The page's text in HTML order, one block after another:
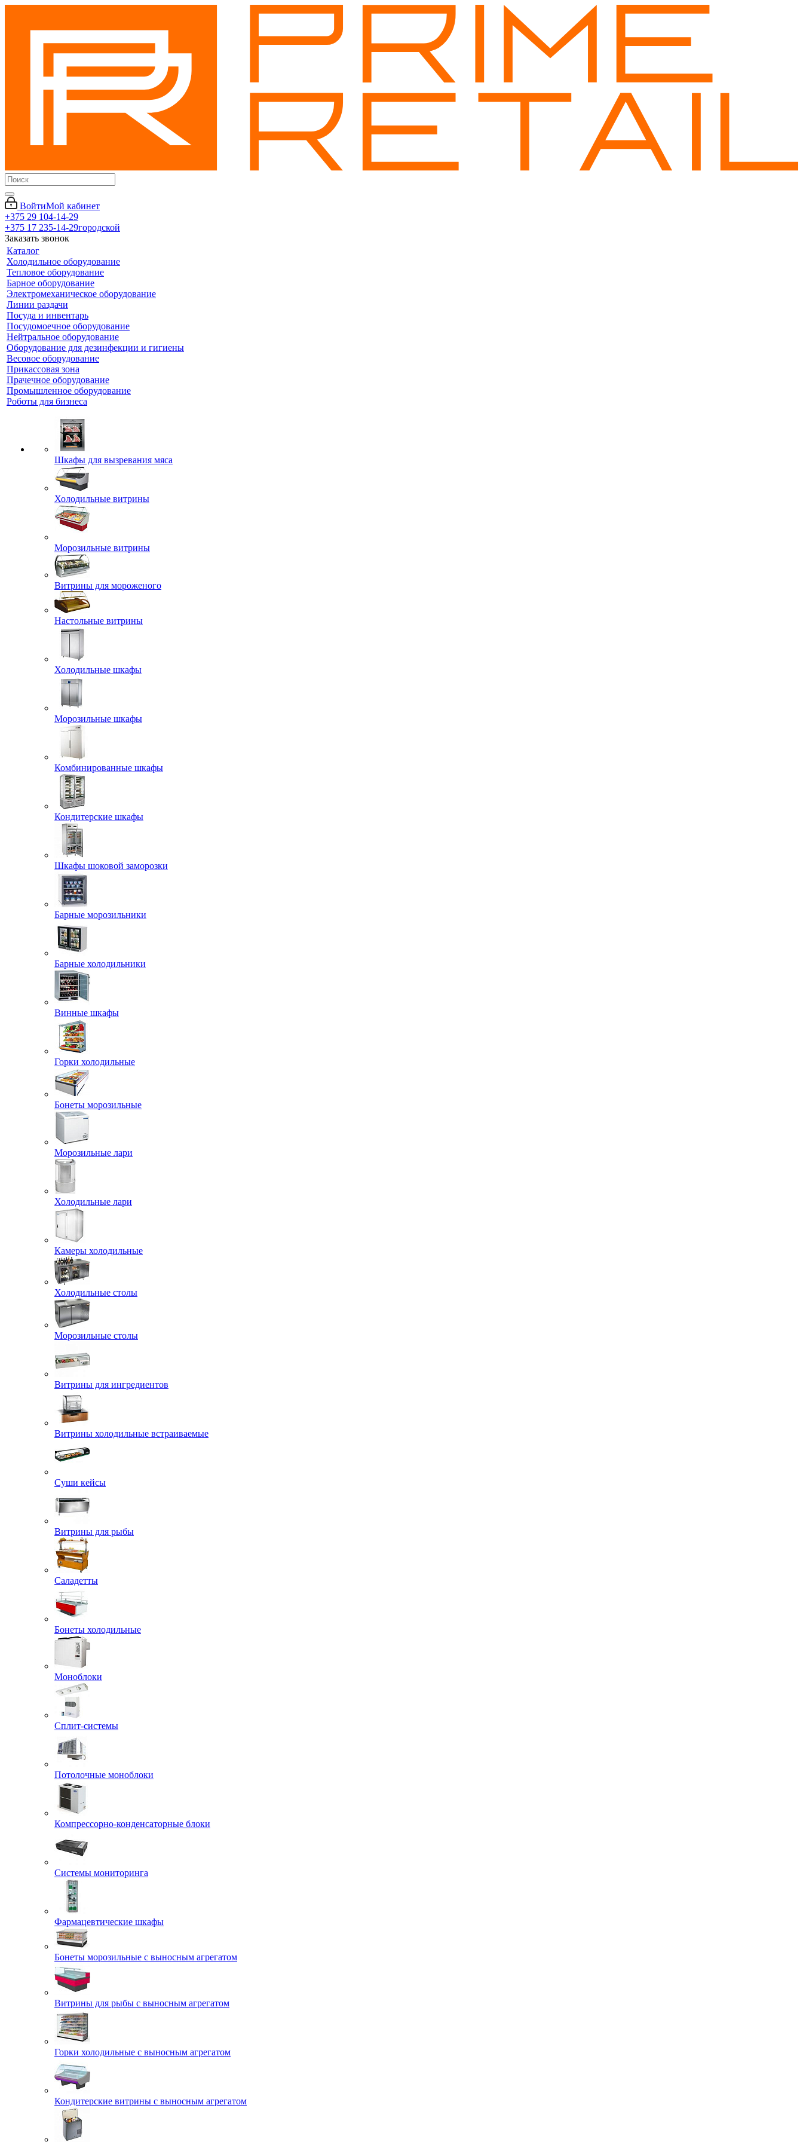
ВойтиМой кабинет
+375 29 104-14-29
+375 17 235-14-29городской
Заказать звонок
Каталог
Холодильное оборудование
Тепловое оборудование
Барное оборудование
Электромеханическое оборудование
Линии раздачи
Посуда и инвентарь
Посудомоечное оборудование
Нейтральное оборудование
Оборудование для дезинфекции и гигиены
Весовое оборудование
Прикассовая зона
Прачечное оборудование
Промышленное оборудование
Роботы для бизнеса
Шкафы для вызревания мяса
Холодильные витрины
Морозильные витрины
Витрины для мороженого
Настольные витрины
Холодильные шкафы
Морозильные шкафы
Комбинированные шкафы
Кондитерские шкафы
Шкафы шоковой заморозки
Барные морозильники
Барные холодильники
Винные шкафы
Горки холодильные
Бонеты морозильные
Морозильные лари
Холодильные лари
Камеры холодильные
Холодильные столы
Морозильные столы
Витрины для ингредиентов
Витрины холодильные встраиваемые
Суши кейсы
Витрины для рыбы
Саладетты
Бонеты холодильные
Моноблоки
Сплит-системы
Потолочные моноблоки
Компрессорно-конденсаторные блоки
Системы мониторинга
Фармацевтические шкафы
Бонеты морозильные с выносным агрегатом
Витрины для рыбы с выносным агрегатом
Горки холодильные с выносным агрегатом
Кондитерские витрины с выносным агрегатом